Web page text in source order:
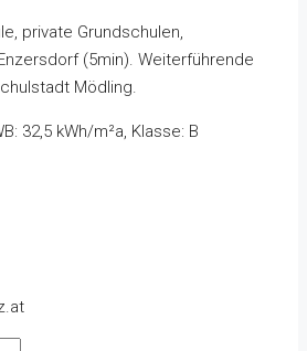
private Grundschulen,
(5min). Weiterführende
Mödling.
32,5 kWh/m²a, Klasse: B